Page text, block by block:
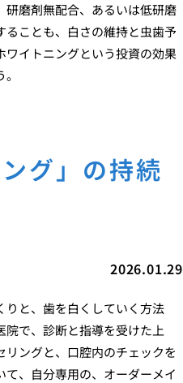
磨剤無配合、あるいは低研磨
ことも、白さの維持と虫歯予
イトニングという投資の効果
グ」の持続
2026.01.29
と、歯を白くしていく方法
で、診断と指導を受けた上
ングと、口腔内のチェックを
、自分専用の、オーダーメイ